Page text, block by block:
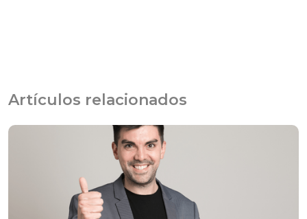
Artículos relacionados